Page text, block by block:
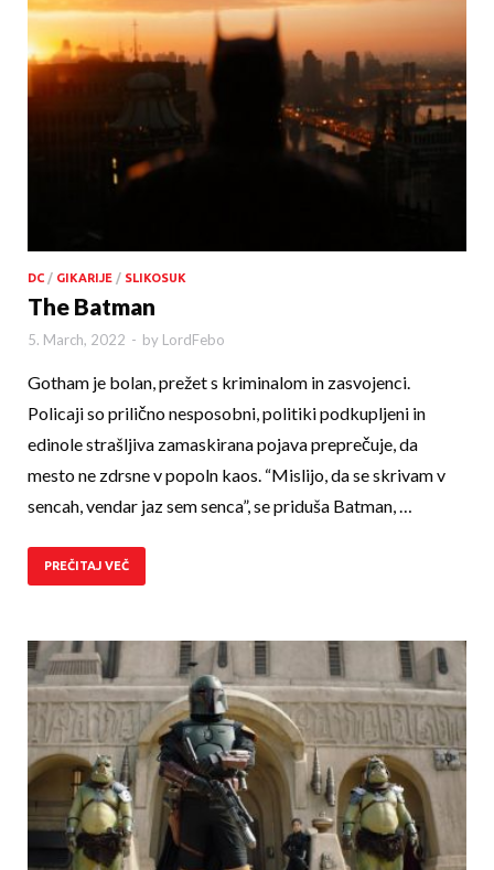
DC / GIKARIJE / SLIKOSUK
The Batman
5. March, 2022 - by LordFebo
Gotham je bolan, prežet s kriminalom in zasvojenci.
Policaji so prilično nesposobni, politiki podkupljeni in
edinole strašljiva zamaskirana pojava preprečuje, da
mesto ne zdrsne v popoln kaos. “Mislijo, da se skrivam v
sencah, vendar jaz sem senca”, se priduša Batman, …
PREČITAJ VEČ